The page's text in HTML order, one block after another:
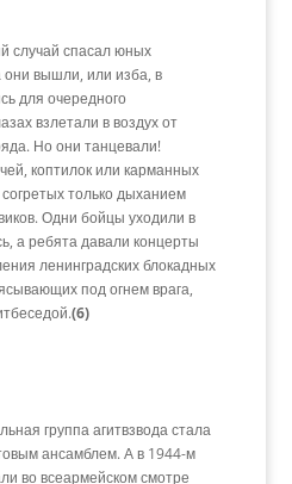
случай спасал юных
они вышли, или изба, в
для очередного
взлетали в воздух от
Но они танцевали!
коптилок или карманных
только дыханием
Одни бойцы уходили в
а ребята давали концерты
ленинградских блокадных
под огнем врага,
(6)
группа агитвзвода стала
ансамблем. А в 1944-м
во всеармейском смотре